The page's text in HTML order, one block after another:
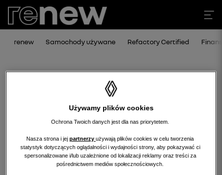
renew Samochody używane Refactory Certified
Niestety, wybrany dealer nie ma
obecnie żadnych ofert w tej kategorii.
Używamy plików cookies
Ochrona Twoich danych jest dla nas priorytetem.
Nasza strona i jej partnerzy używają plików cookies w celu tworzenia
statystyk dotyczących oglądalności i wydajności strony, aby pokazywać ci
spersonalizowane i/lub uzależnione od lokalizacji reklamy oraz treści za
pośrednictwem mediów społecznościowych.